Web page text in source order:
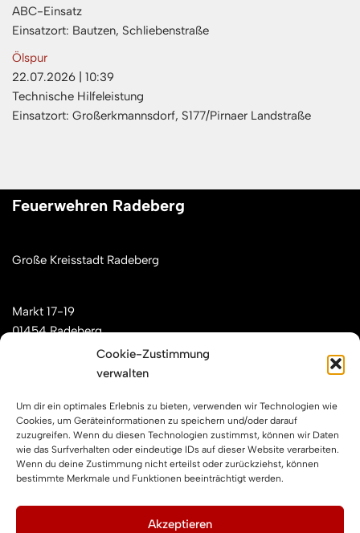
Cookie-Zustimmung
verwalten
Um dir ein optimales Erlebnis zu bieten, verwenden wir Technologien wie
Cookies, um Geräteinformationen zu speichern und/oder darauf
zuzugreifen. Wenn du diesen Technologien zustimmst, können wir Daten
wie das Surfverhalten oder eindeutige IDs auf dieser Website verarbeiten.
Wenn du deine Zustimmung nicht erteilst oder zurückziehst, können
bestimmte Merkmale und Funktionen beeinträchtigt werden.
Akzeptieren
ABC-Einsatz
Einsatzort: Bautzen, Schliebenstraße
Ölspur
22.07.2026
10:39
Technische Hilfeleistung
Einsatzort: Großerkmannsdorf, S177/Pirnaer Landstraße
Feuerwehren Radeberg
Große Kreisstadt Radeberg
Markt 17-19
01454 Radeberg
Mail: kontakt[at]feuerwehren-radeberg.de
Feuerwehren Radeberg im Internet
Facebook Instagram YouTube
Impressum und Datenschutz